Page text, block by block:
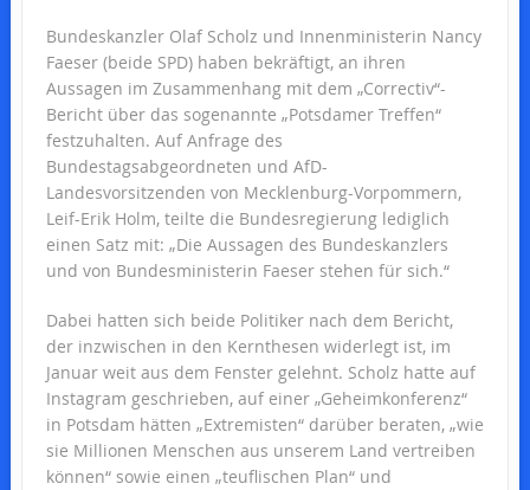
Bundeskanzler Olaf Scholz und Innenministerin Nancy
Faeser (beide SPD) haben bekräftigt, an ihren
Aussagen im Zusammenhang mit dem „Correctiv“-
Bericht über das sogenannte „Potsdamer Treffen“
festzuhalten. Auf Anfrage des
Bundestagsabgeordneten und AfD-
Landesvorsitzenden von Mecklenburg-Vorpommern,
Leif-Erik Holm, teilte die Bundesregierung lediglich
einen Satz mit: „Die Aussagen des Bundeskanzlers
und von Bundesministerin Faeser stehen für sich.“
Dabei hatten sich beide Politiker nach dem Bericht,
der inzwischen in den Kernthesen widerlegt ist, im
Januar weit aus dem Fenster gelehnt. Scholz hatte auf
Instagram geschrieben, auf einer „Geheimkonferenz“
in Potsdam hätten „Extremisten“ darüber beraten, „wie
sie Millionen Menschen aus unserem Land vertreiben
können“ sowie einen „teuflischen Plan“ und